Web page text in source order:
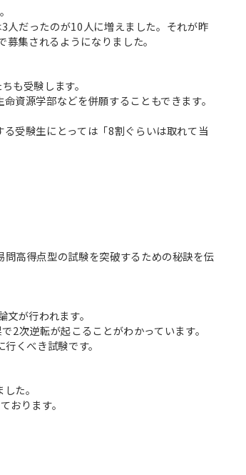
人だったのが10人に増えました。それが昨
集されるようになりました。
も受験します。
資源学部などを併願することもできます。
受験生にとっては「8割ぐらいは取れて当
高得点型の試験を突破するための秘訣を伝
が行われます。
2次逆転が起こることがわかっています。
くべき試験です。
た。
おります。